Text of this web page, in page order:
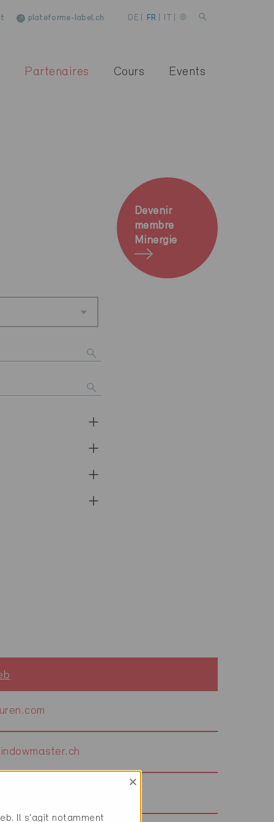
plateforme-label.ch DE FR
Partenaires Cours Events
Devenir
membre
Minergie
×
Il s'agit notamment